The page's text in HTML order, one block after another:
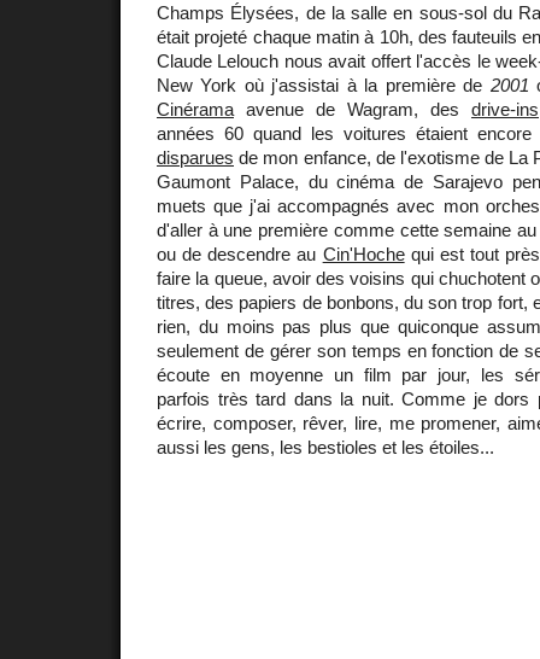
Champs Élysées, de la salle en sous-sol du
était projeté chaque matin à 10h, des fauteuils
Claude Lelouch nous avait offert l'accès le
New York où j'assistai à la première de 2001
Cinérama avenue de Wagram, des drive-ins
années 60 quand les voitures étaient
disparues de mon enfance, de l'exotisme de La
Gaumont Palace, du cinéma de Sarajevo
muets que j'ai accompagnés avec mon
d'aller à une première comme cette semaine
ou de descendre au Cin'Hochequi est tout
faire la queue, avoir des voisins qui chuchotent
titres, des papiers de bonbons, du son trop fort,
rien, du moins pas plus que quiconque
seulement de gérer son temps en fonction de
écoute en moyenne un film par jour, les
parfois très tard dans la nuit. Comme je dors
écrire, composer, rêver, lire, me promener,
aussi les gens, les bestioles et les étoiles...